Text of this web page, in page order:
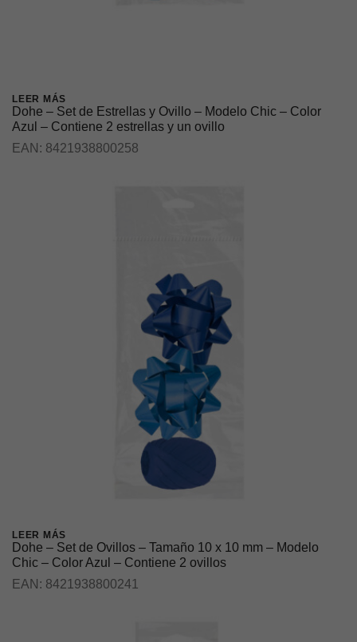
LEER MÁS
Dohe – Set de Estrellas y Ovillo – Modelo Chic – Color
Azul – Contiene 2 estrellas y un ovillo
EAN: 8421938800258
LEER MÁS
Dohe – Set de Ovillos – Tamaño 10 x 10 mm – Modelo
Chic – Color Azul – Contiene 2 ovillos
EAN: 8421938800241